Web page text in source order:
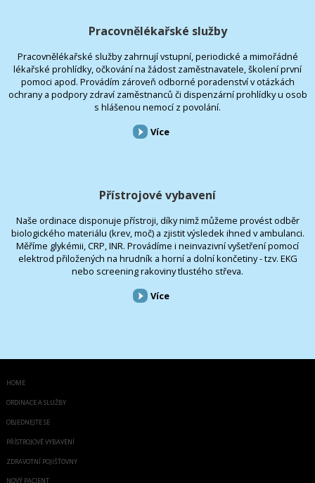
Pracovnělékařské služby
Pracovnělékařské služby zahrnují vstupní, periodické a mimořádné
lékařské prohlídky, očkování na žádost zaměstnavatele, školení první
pomoci apod. Provádím zároveň odborné poradenství v otázkách
ochrany a podpory zdraví zaměstnanců či dispenzární prohlídky u osob
s hlášenou nemocí z povolání.
Více
Přístrojové vybavení
Naše ordinace disponuje přístroji, díky nimž můžeme provést odběr
biologického materiálu (krev, moč) a zjistit výsledek ihned v ambulanci.
Měříme glykémii, CRP, INR. Provádíme i neinvazivní vyšetření pomocí
elektrod přiložených na hrudník a horní a dolní končetiny - tzv. EKG
nebo screening rakoviny tlustého střeva.
Více
HOME
ORDINACE A SLUŽBY
OBJEDNEJTE SE
PŘÍSTROJOVÉ VYBAVENÍ
ZDRAVOTNÍ POJIŠŤOVNY
NOVÝ PACIENT